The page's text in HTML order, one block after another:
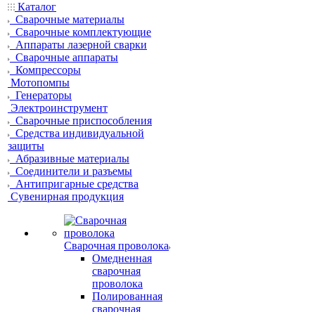
Каталог
Сварочные материалы
Сварочные комплектующие
Аппараты лазерной сварки
Сварочные аппараты
Компрессоры
Мотопомпы
Генераторы
Электроинструмент
Сварочные приспособления
Средства индивидуальной
защиты
Абразивные материалы
Соединители и разъемы
Антипригарные средства
Сувенирная продукция
Сварочная проволока
Омедненная
сварочная
проволока
Полированная
сварочная